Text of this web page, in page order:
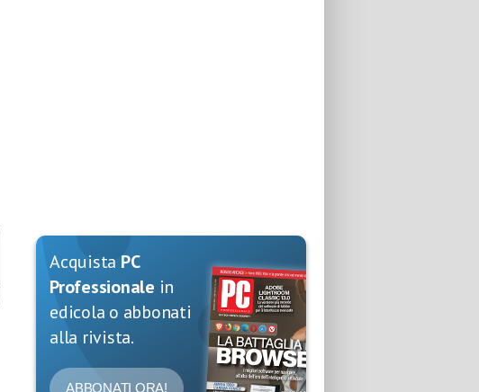
Acquista PC
Professionale in
edicola o abbonati
alla rivista.
ABBONATI ORA!